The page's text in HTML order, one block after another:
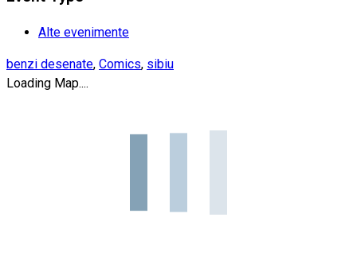
Alte evenimente
benzi desenate, Comics, sibiu
Loading Map....